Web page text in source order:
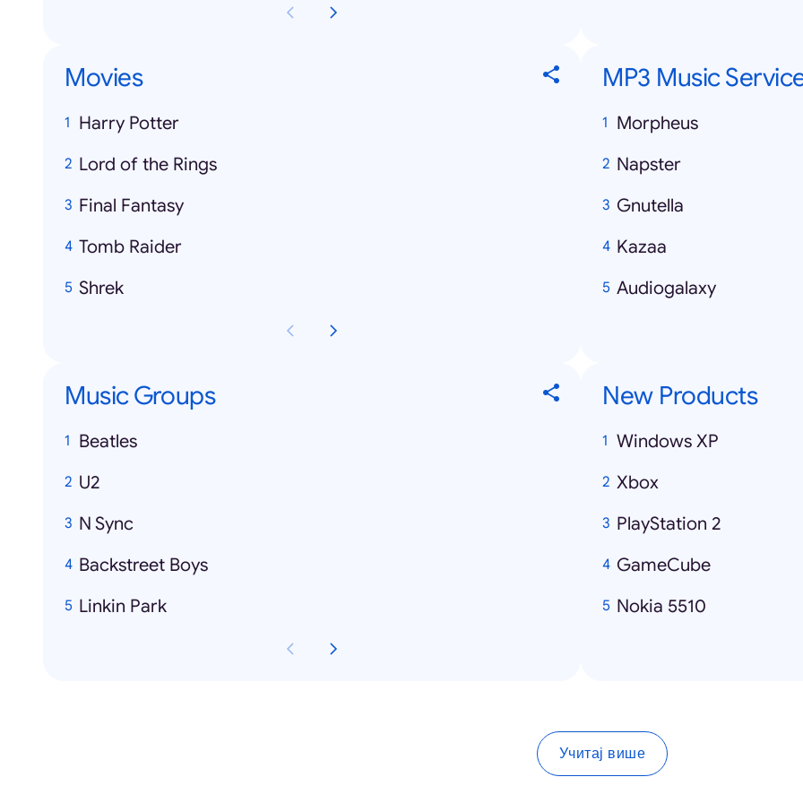
Movies
Harry Potter
Lord of the Rings
Final Fantasy
Tomb Raider
Shrek
MP3 Music
Morpheus
Napster
Gnutella
Kazaa
Audiogalaxy
Music Groups
Beatles
U2
N Sync
Backstreet Boys
Linkin Park
New Products
Windows XP
Xbox
PlayStation 2
GameCube
Nokia 5510
Учитај више